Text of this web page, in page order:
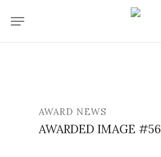
Menu
AWARD NEWS
AWARDED IMAGE #56